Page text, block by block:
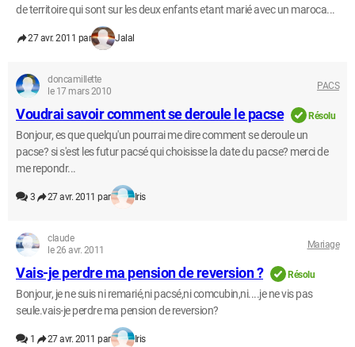
de territoire qui sont sur les deux enfants etant marié avec un maroca...
27 avr. 2011 par Jalal
doncamillette
le 17 mars 2010
PACS
Voudrai savoir comment se deroule le pacse Résolu
Bonjour, es que quelqu'un pourrai me dire comment se deroule un
pacse? si s'est les futur pacsé qui choisisse la date du pacse? merci de
me repondr...
3 27 avr. 2011 par Iris
claude
le 26 avr. 2011
Mariage
Vais-je perdre ma pension de reversion ? Résolu
Bonjour, je ne suis ni remarié,ni pacsé,ni comcubin,ni....je ne vis pas
seule.vais-je perdre ma pension de reversion?
1 27 avr. 2011 par Iris